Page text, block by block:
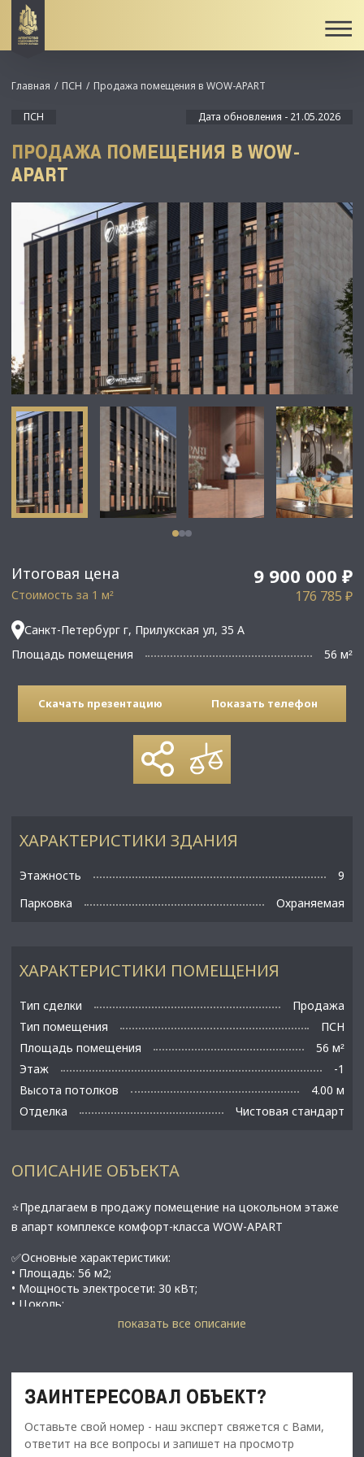
Итоговая цена 9 900 000 ₽
Стоимость за 1 м² 176 785 ₽
Санкт-Петербург г, Прилукская ул, 35 А
Площадь помещения
56 м²
Главная ПСН Продажа помещения в WOW-APART
ПСН Дата обновления - 21.05.2026
ПРОДАЖА ПОМЕЩЕНИЯ В WOW-
APART
Скачать презентацию Показать телефон
ХАРАКТЕРИСТИКИ ПОМЕЩЕНИЯ
Тип сделки
Продажа
Тип помещения
ПСН
Площадь помещения
56 м²
Этаж
-1
Высота потолков
4.00 м
Отделка
Чистовая стандарт
ХАРАКТЕРИСТИКИ ЗДАНИЯ
Этажность
9
Парковка
Охраняемая
ОПИСАНИЕ ОБЪЕКТА
⭐Предлагаем в продажу помещение на цокольном этаже
в апарт комплексе комфорт-класса WOW-APART
✅Основные характеристики:
• Площадь: 56 м2;
• Мощность электросети: 30 кВт;
​​​​​​​• Цоколь;
• В 7 минутах пешком от метро Обводный канал;
⭐Стоимость, условия сделки:
• Цена продажи: 9 900 000 рублей.
показать все описание
ЗАИНТЕРЕСОВАЛ ОБЪЕКТ?
Оставьте свой номер - наш эксперт свяжется с Вами,
ответит на все вопросы и запишет на просмотр